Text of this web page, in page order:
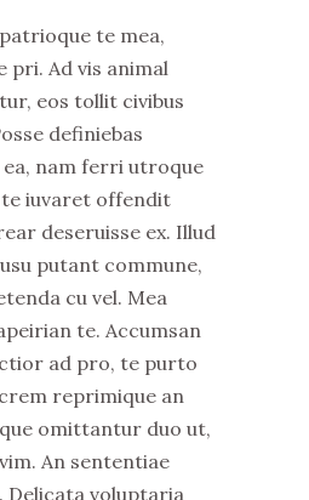
te mea,
pri. Ad vis animal
eos tollit civibus
definiebas
nam ferri utroque
iuvaret offendit
deseruisse ex. Illud
putant commune,
cu vel. Mea
te. Accumsan
ad pro, te purto
reprimique an
omittantur duo ut,
An sententiae
Delicata voluptaria